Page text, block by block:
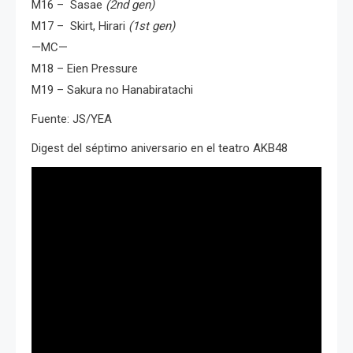
M16 – Sasae (2nd gen)
M17 – Skirt, Hirari (1st gen)
—MC—
M18 – Eien Pressure
M19 – Sakura no Hanabiratachi
Fuente: JS/YEA
Digest del séptimo aniversario en el teatro AKB48